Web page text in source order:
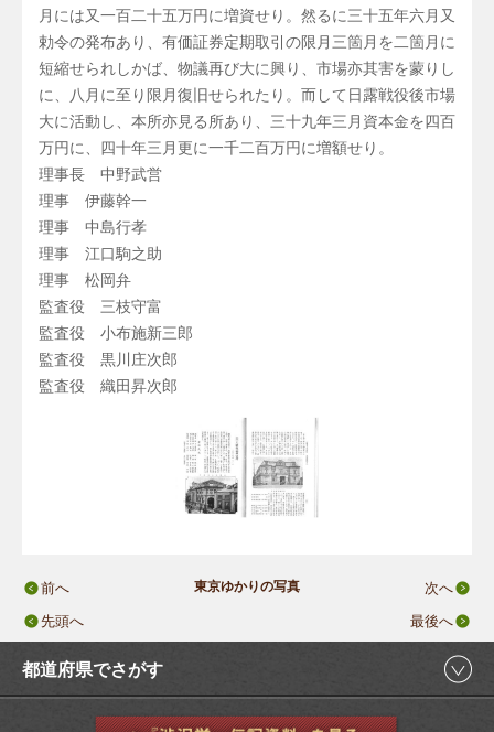
月には又一百二十五万円に増資せり。然るに三十五年六月又
勅令の発布あり、有価証券定期取引の限月三箇月を二箇月に
短縮せられしかば、物議再び大に興り、市場亦其害を蒙りし
に、八月に至り限月復旧せられたり。而して日露戦役後市場
大に活動し、本所亦見る所あり、三十九年三月資本金を四百
万円に、四十年三月更に一千二百万円に増額せり。
理事長 中野武営
理事 伊藤幹一
理事 中島行孝
理事 江口駒之助
理事 松岡弁
監査役 三枝守富
監査役 小布施新三郎
監査役 黒川庄次郎
監査役 織田昇次郎
前へ 東京ゆかりの写真
次へ
先頭へ
最後へ
都道府県でさがす